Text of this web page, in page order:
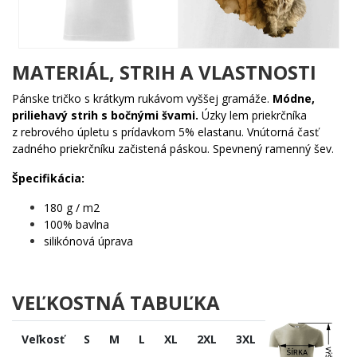
priamo z ateliéru renomovaného portrétneho maliara. Detail
každého chlpu, každého fúzika a tých nezabudnuteľných
žltozelených očí je spracovaný s láskou a precíznosťou, ktorá
jednoducho berie dych.
Komu urobí radosť?
🐾 Každému, kto vie, že mačky sú tajnými vládcami
domácnosti
✨ Milovníkom umenia, ktorí chcú nosit krásu so sebou
každý deň
vznešeného pohŕdania
🌟 Ideálny darček pre každého, kto má doma svojho
chlpatého šéfa
MATERIÁL, STRIH A VLASTNOSTI
Pánske tričko s krátkym rukávom vyššej gramáže. Módne,
priliehavý strih s bočnými švami. Úzky lem priekrčníka
z rebrového úpletu s prídavkom 5% elastanu. Vnútorná časť
zadného priekrčníku začistená páskou. Spevnený ramenný šev.
Špecifikácia:
180 g / m2
100% bavlna
silikónová úprava
VEĽKOSTNÁ TABUĽKA
Veľkosť S M L XL 2XL 3XL